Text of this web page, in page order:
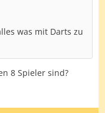
was mit Darts zu
8 Spieler sind?